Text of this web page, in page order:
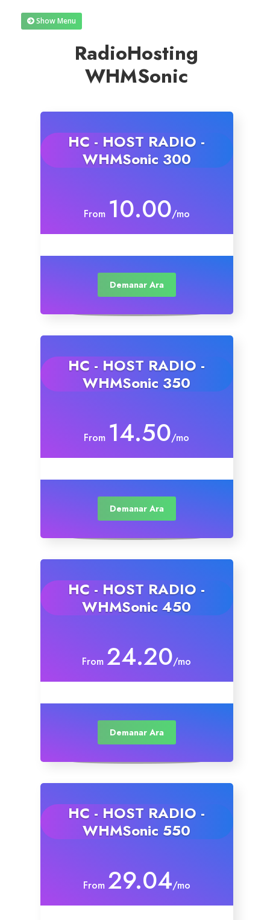
Reseller Radio SonicPanel SHOUTcast
WebHosting
Servere VPS
Licente WHMCS
Licente cPanel WHM / WHMSonic
Servere Dedicate
Website Builder
Website Security
Professional Email
SEO Tools
Site Builder
Site & Server Monitoring
Show Menu
RadioHosting
WHMSonic
HC - HOST RADIO -
WHMSonic 300
From 10.00/mo
Demanar Ara
HC - HOST RADIO -
WHMSonic 350
From 14.50/mo
Demanar Ara
HC - HOST RADIO -
WHMSonic 450
From 24.20/mo
Demanar Ara
HC - HOST RADIO -
WHMSonic 550
From 29.04/mo